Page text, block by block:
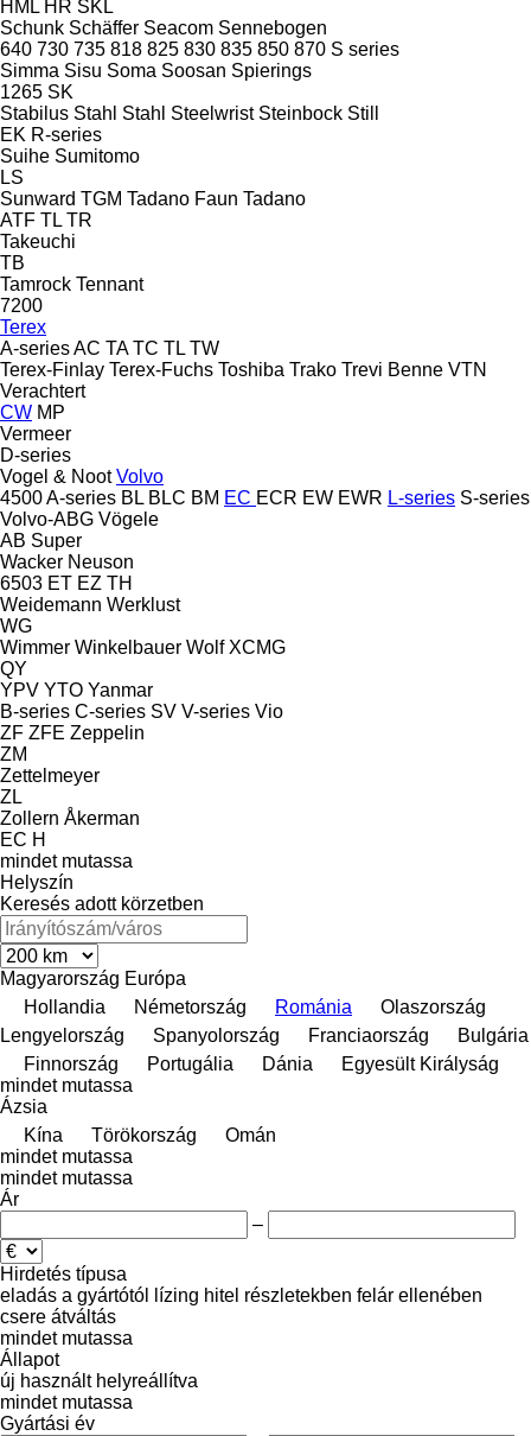
HML HR SKL
Schunk Schäffer Seacom Sennebogen
640 730 735 818 825 830 835 850 870 S series
Simma Sisu Soma Soosan Spierings
1265 SK
Stabilus Stahl Stahl Steelwrist Steinbock Still
EK R-series
Suihe Sumitomo
LS
Sunward TGM Tadano Faun Tadano
ATF TL TR
Takeuchi
TB
Tamrock Tennant
7200
Terex
A-seriesAC TA TC TL TW
Terex-Finlay Terex-Fuchs Toshiba Trako Trevi Benne VTN
Verachtert
CW MP
Vermeer
D-series
Vogel & Noot Volvo
4500A-series BL BLC BM EC ECR EW EWR L-series S-series
Volvo-ABG Vögele
AB Super
Wacker Neuson
6503 ET EZ TH
Weidemann Werklust
WG
Wimmer Winkelbauer Wolf XCMG
QY
YPV YTO Yanmar
B-series C-series SV V-series Vio
ZF ZFE Zeppelin
ZM
Zettelmeyer
ZL
Zollern Åkerman
EC H
mindet mutassa
Helyszín
Keresés adott körzetben
Magyarország Európa
Hollandia
Németország Románia
Olaszország
Lengyelország
Spanyolország Franciaország
Bulgária
Finnország
Portugália Dánia
Egyesült Királyság
mindet mutassa
Ázsia
Kína
Törökország
Omán
mindet mutassa
mindet mutassa
Ár
–
Hirdetés típusa
eladás a gyártótól lízing hitel részletekben felár ellenében
csere átváltás
mindet mutassa
Állapot
új használt helyreállítva
mindet mutassa
Gyártási év